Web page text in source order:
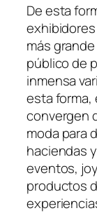
De esta
más
público de
inmensa
esta forma,
convergen
moda para
haciendas
eventos,
productos